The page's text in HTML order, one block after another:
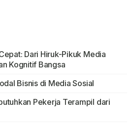
Dari Hiruk-Pikuk Media
Kognitif Bangsa
Bisnis di Media Sosial
Pekerja Terampil dari